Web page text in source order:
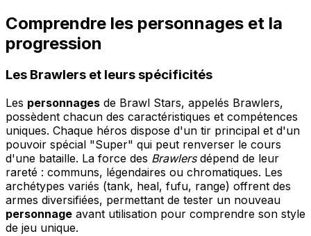
Comprendre les personnages et la
progression
Les Brawlers et leurs spécificités
Les personnages de Brawl Stars, appelés Brawlers,
possèdent chacun des caractéristiques et compétences
uniques. Chaque héros dispose d'un tir principal et d'un
pouvoir spécial "Super" qui peut renverser le cours
d'une bataille. La force des Brawlersdépend de leur
rareté : communs, légendaires ou chromatiques. Les
archétypes variés (tank, heal, fufu, range) offrent des
armes diversifiées, permettant de tester un nouveau
personnage avant utilisation pour comprendre son style
de jeu unique.